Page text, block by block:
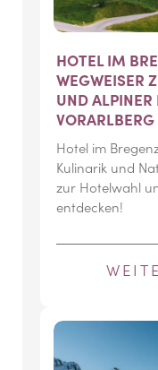
HOTEL IM
WEGWEISER
UND
VORARLBERG
Hotel im
Kulinarik und
zur Hotelwahl
entdecken!